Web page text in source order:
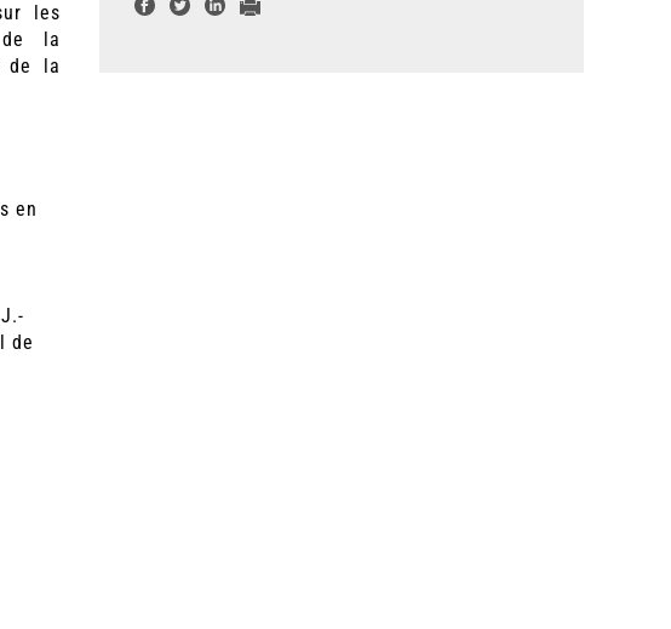
les
de la
de la
en
de